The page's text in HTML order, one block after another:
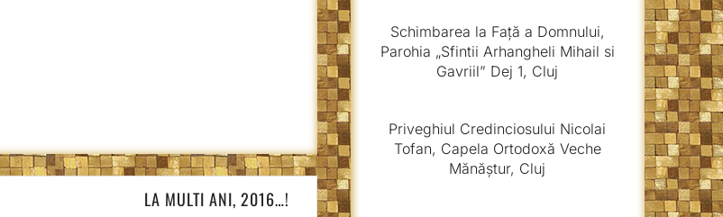
LA MULTI ANI, 2016…!
Schimbarea la Față a Domnului,
Parohia „Sfintii Arhangheli Mihail si
Gavriil” Dej 1, Cluj
Priveghiul Credinciosului Nicolai
Tofan, Capela Ortodoxă Veche
Mănăștur, Cluj